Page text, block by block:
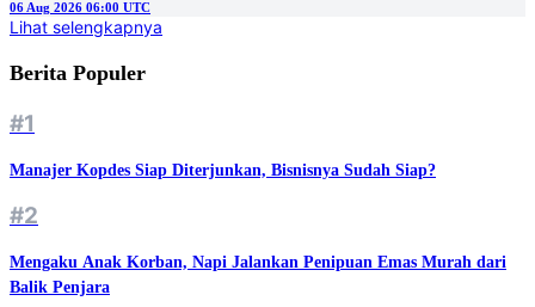
06 Aug 2026 06:00 UTC
Lihat selengkapnya
Berita Populer
#1
Manajer Kopdes Siap Diterjunkan, Bisnisnya Sudah Siap?
#2
Mengaku Anak Korban, Napi Jalankan Penipuan Emas Murah dari
Balik Penjara